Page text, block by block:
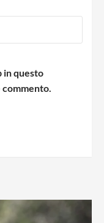
in questo